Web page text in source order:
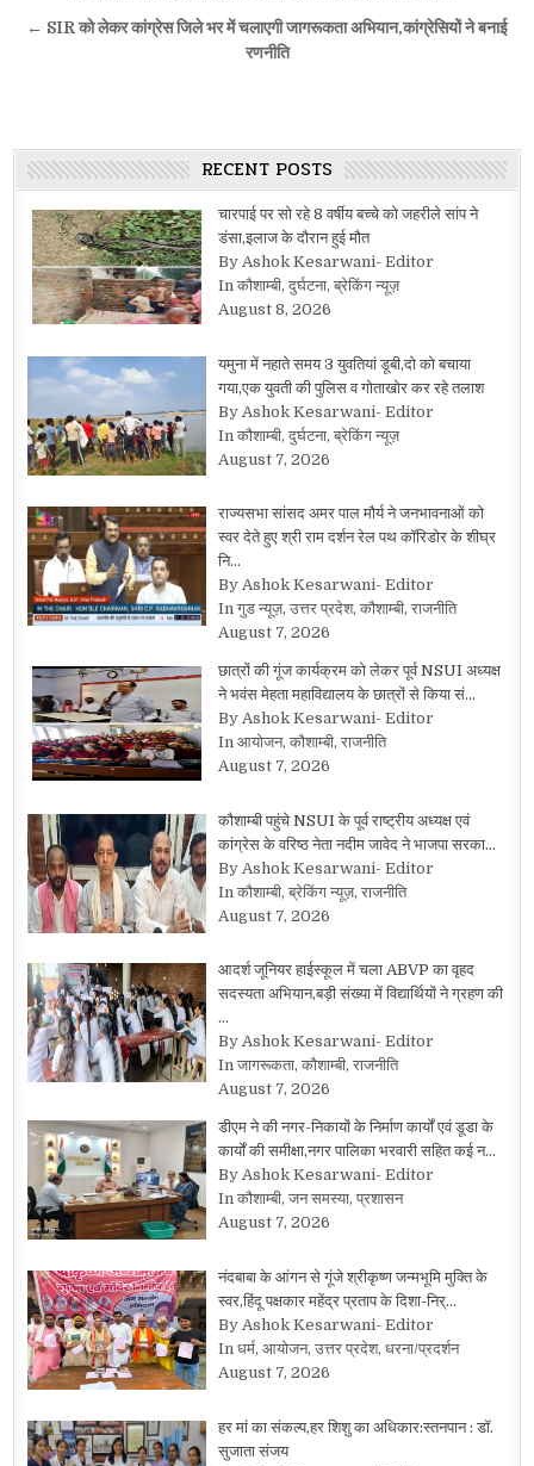
navigation
← SIR को लेकर कांग्रेस जिले भर में चलाएगी जागरूकता अभियान,कांग्रेसियों ने बनाई
रणनीति
RECENT POSTS
चारपाई पर सो रहे 8 वर्षीय बच्चे को जहरीले सांप ने
डंसा,इलाज के दौरान हुई मौत
By Ashok Kesarwani- Editor
In कौशाम्बी, दुर्घटना, ब्रेकिंग न्यूज़
August 8, 2026
यमुना में नहाते समय 3 युवतियां डूबी,दो को बचाया
गया,एक युवती की पुलिस व गोताखोर कर रहे तलाश
By Ashok Kesarwani- Editor
In कौशाम्बी, दुर्घटना, ब्रेकिंग न्यूज़
August 7, 2026
राज्यसभा सांसद अमर पाल मौर्य ने जनभावनाओं को
स्वर देते हुए श्री राम दर्शन रेल पथ कॉरिडोर के शीघ्र
नि…
By Ashok Kesarwani- Editor
In गुड न्यूज़, उत्तर प्रदेश, कौशाम्बी, राजनीति
August 7, 2026
छात्रों की गूंज कार्यक्रम को लेकर पूर्व NSUI अध्यक्ष
ने भवंस मेहता महाविद्यालय के छात्रों से किया सं…
By Ashok Kesarwani- Editor
In आयोजन, कौशाम्बी, राजनीति
August 7, 2026
कौशाम्बी पहुंचे NSUI के पूर्व राष्ट्रीय अध्यक्ष एवं
कांग्रेस के वरिष्ठ नेता नदीम जावेद ने भाजपा सरका…
By Ashok Kesarwani- Editor
In कौशाम्बी, ब्रेकिंग न्यूज़, राजनीति
August 7, 2026
आदर्श जूनियर हाईस्कूल में चला ABVP का वृहद
सदस्यता अभियान,बड़ी संख्या में विद्यार्थियों ने ग्रहण की
…
By Ashok Kesarwani- Editor
In जागरूकता, कौशाम्बी, राजनीति
August 7, 2026
डीएम ने की नगर-निकायों के निर्माण कार्यों एवं डूडा के
कार्यों की समीक्षा,नगर पालिका भरवारी सहित कई न…
By Ashok Kesarwani- Editor
In कौशाम्बी, जन समस्या, प्रशासन
August 7, 2026
नंदबाबा के आंगन से गूंजे श्रीकृष्ण जन्मभूमि मुक्ति के
स्वर,हिंदू पक्षकार महेंद्र प्रताप के दिशा-निर्…
By Ashok Kesarwani- Editor
In धर्म, आयोजन, उत्तर प्रदेश, धरना/प्रदर्शन
August 7, 2026
हर मां का संकल्प,हर शिशु का अधिकार:स्तनपान : डॉ.
सुजाता संजय